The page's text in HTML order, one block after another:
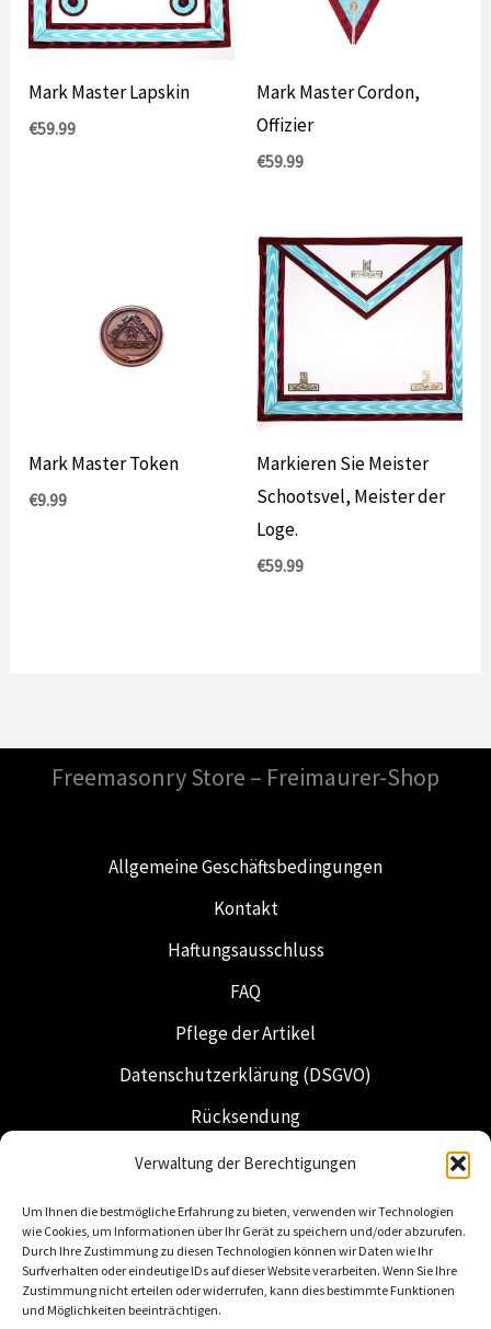
Verwaltung der Berechtigungen
Um Ihnen die bestmögliche Erfahrung zu bieten, verwenden wir Technologien
wie Cookies, um Informationen über Ihr Gerät zu speichern und/oder abzurufen.
Durch Ihre Zustimmung zu diesen Technologien können wir Daten wie Ihr
Surfverhalten oder eindeutige IDs auf dieser Website verarbeiten. Wenn Sie Ihre
Zustimmung nicht erteilen oder widerrufen, kann dies bestimmte Funktionen
und Möglichkeiten beeinträchtigen.
Mark Master Lapskin
€59.99
Mark Master Cordon,
Offizier
€59.99
Mark Master Token
€9.99
Markieren Sie Meister
Schootsvel, Meister der
Loge.
€59.99
Freemasonry Store – Freimaurer-Shop
Allgemeine Geschäftsbedingungen
Kontakt
Haftungsausschluss
FAQ
Pflege der Artikel
Datenschutzerklärung (DSGVO)
Rücksendung
Versand & Lieferung
Niederländische Insignien